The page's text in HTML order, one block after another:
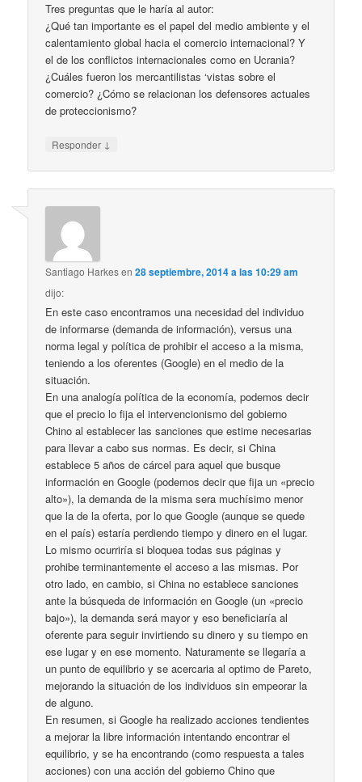
Tres preguntas que le haría al autor:
¿Qué tan importante es el papel del medio ambiente y el
calentamiento global hacia el comercio internacional? Y
el de los conflictos internacionales como en Ucrania?
¿Cuáles fueron los mercantilistas ‘vistas sobre el
comercio? ¿Cómo se relacionan los defensores actuales
de proteccionismo?
Responder ↓
Santiago Harkesen28 septiembre, 2014 a las 10:29 am
dijo:
En este caso encontramos una necesidad del individuo
de informarse (demanda de información), versus una
norma legal y política de prohibir el acceso a la misma,
teniendo a los oferentes (Google) en el medio de la
situación.
En una analogía política de la economía, podemos decir
que el precio lo fija el intervencionismo del gobierno
Chino al establecer las sanciones que estime necesarias
para llevar a cabo sus normas. Es decir, si China
establece 5 años de cárcel para aquel que busque
información en Google (podemos decir que fija un «precio
alto»), la demanda de la misma sera muchísimo menor
que la de la oferta, por lo que Google (aunque se quede
en el país) estaría perdiendo tiempo y dinero en el lugar.
Lo mismo ocurriría si bloquea todas sus páginas y
prohibe terminantemente el acceso a las mismas. Por
otro lado, en cambio, si China no establece sanciones
ante la búsqueda de información en Google (un «precio
bajo»), la demanda será mayor y eso beneficiaría al
oferente para seguir invirtiendo su dinero y su tiempo en
ese lugar y en ese momento. Naturamente se llegaría a
un punto de equilibrio y se acercaria al optimo de Pareto,
mejorando la situación de los individuos sin empeorar la
de alguno.
En resumen, si Google ha realizado acciones tendientes
a mejorar la libre información intentando encontrar el
equilibrio, y se ha encontrando (como respuesta a tales
acciones) con una acción del gobierno Chino que